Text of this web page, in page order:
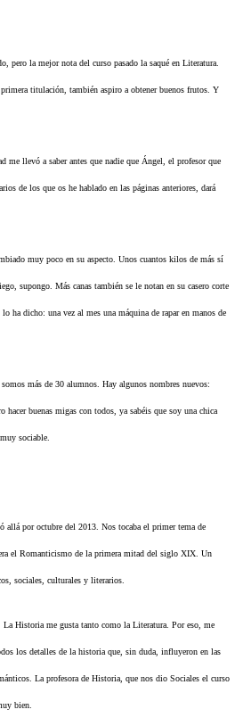
pero la mejor nota del curso pasado la saqué en Literatura.
titulación, también aspiro a obtener buenos frutos. Y
llevó a saber antes que nadie que Ángel, el profesor que
de los que os he hablado en las páginas anteriores, dará
muy poco en su aspecto. Unos cuantos kilos de más sí
supongo. Más canas también se le notan en su casero corte
ha dicho: una vez al mes una máquina de rapar en manos de
más de 30 alumnos. Hay algunos nombres nuevos:
buenas migas con todos, ya sabéis que soy una chica
sociable.
por octubre del 2013. Nos tocaba el primer tema de
el Romanticismo de la primera mitad del siglo XIX. Un
sociales, culturales y literarios.
me gusta tanto como la Literatura. Por eso, me
los detalles de la historia que, sin duda, influyeron en las
La profesora de Historia, que nos dio Sociales el curso
bien.